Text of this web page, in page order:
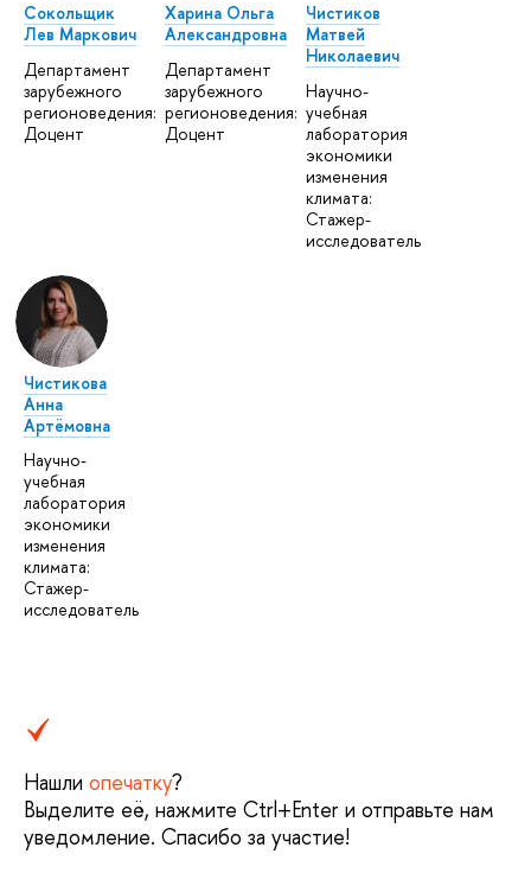
Сокольщик
Лев Маркович
Департамент
зарубежного
регионоведения:
Доцент
Харина Ольга
Александровна
Департамент
зарубежного
регионоведения:
Доцент
Чистиков
Матвей
Николаевич
Научно-
учебная
лаборатория
экономики
изменения
климата:
Стажер-
исследователь
Чистикова
Анна
Артёмовна
Научно-
учебная
лаборатория
экономики
изменения
климата:
Стажер-
исследователь
Нашли опечатку?
Выделите её, нажмите Ctrl+Enter и отправьте нам
уведомление. Спасибо за участие!